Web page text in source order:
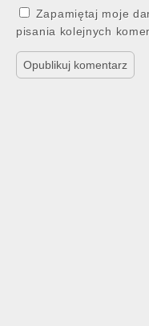
Zapamiętaj moje
pisania kolejnych